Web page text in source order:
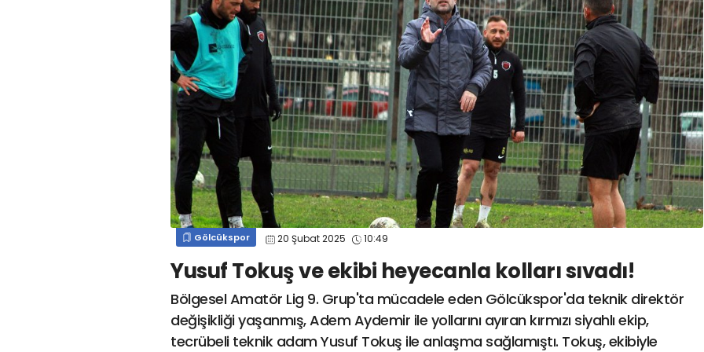
kocaelispor #beykan şimşek
#
mert cengiz
#engin koyun #fırat
gülspor41
# kocaelispor #mert
cengiz
#erdem övüç #gençlerbirliği
#eleke #lua lua #barış alıcı
#
metin diyadinspor41
erdem övüç
#
kocaelispor
# beykan şimşek
spor41
spor41
# kocaelispor
Gölcükspor 20 Şubat 2025 10:49
Yusuf Tokuş ve ekibi heyecanla kolları sıvadı!
Bölgesel Amatör Lig 9. Grup'ta mücadele eden Gölcükspor'da teknik direktör
değişikliği yaşanmış, Adem Aydemir ile yollarını ayıran kırmızı siyahlı ekip,
tecrübeli teknik adam Yusuf Tokuş ile anlaşma sağlamıştı. Tokuş, ekibiyle